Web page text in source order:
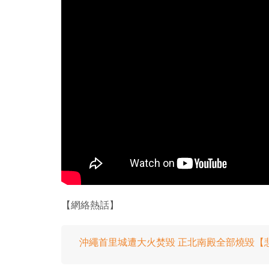
【網絡熱話】
沖繩首里城遭大火焚毀 正北南殿全部燒毀【